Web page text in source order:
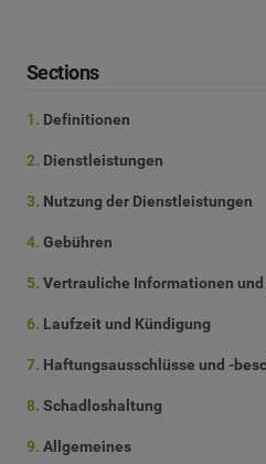
Sections
1. Definitionen
2. Dienstleistungen
3. Nutzung der Dienstleistungen
4. Gebühren
5. Vertrauliche Informationen
6. Laufzeit und Kündigung
7. Haftungsausschlüsse und -
8. Schadloshaltung
9. Allgemeines